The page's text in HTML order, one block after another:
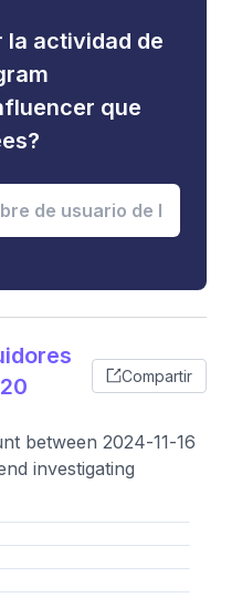
la actividad de
que
Compartir
between 2024-11-16
investigating